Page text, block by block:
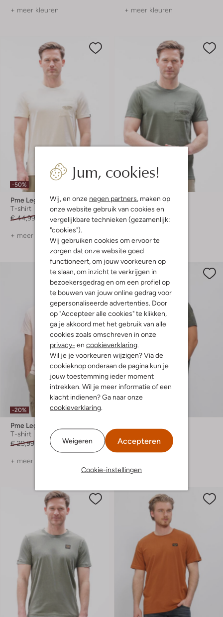
Jum, cookies!
Wij, en onze negen partners, maken op
onze website gebruik van cookies en
vergelijkbare technieken (gezamenlijk:
"cookies").
Wij gebruiken cookies om ervoor te
zorgen dat onze website goed
functioneert, om jouw voorkeuren op
te slaan, om inzicht te verkrijgen in
bezoekersgedrag en om een profiel op
te bouwen van jouw online gedrag voor
gepersonaliseerde advertenties. Door
op "Accepteer alle cookies" te klikken,
ga je akkoord met het gebruik van alle
cookies zoals omschreven in onze
privacy- en cookieverklaring.
Wil je je voorkeuren wijzigen? Via de
cookieknop onderaan de pagina kun je
jouw toestemming ieder moment
intrekken. Wil je meer informatie of een
klacht indienen? Ga naar onze
cookieverklaring.
Weigeren Accepteren
Cookie-instellingen
+ meer kleuren + meer kleuren
-50%
Pme Legend
T-shirt
€ 44,99
€ 21,99
+ meer kleuren
Pme Legend
T-shirt
€ 44,99 € 21,99
-20%
Pme Legend
T-shirt
€ 29,99
€ 23,99
+ meer kleuren
€ 49,99 € 29,99